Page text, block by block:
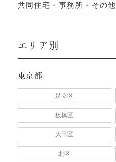
共同住宅・事務所・その他
エリア別
東京都
足立区
板橋区
大田区
北区